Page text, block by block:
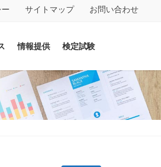
サイトマップ お問い合わせ
情報提供 検定試験